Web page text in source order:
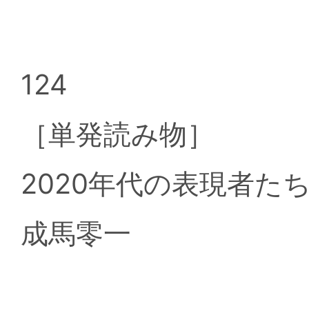
124
［単発読み物］
2020年代の表現者
成馬零一